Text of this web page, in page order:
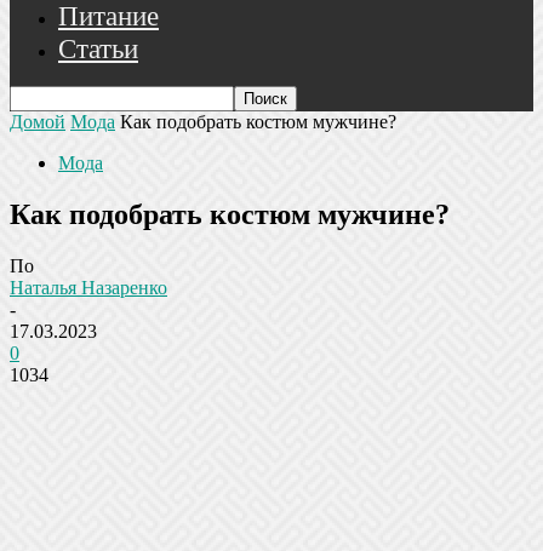
Питание
Статьи
Домой Мода Как подобрать костюм мужчине?
Мода
Как подобрать костюм мужчине?
По
Наталья Назаренко
-
17.03.2023
0
1034